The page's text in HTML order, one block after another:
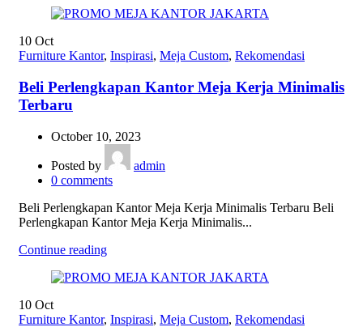
10 Oct
Furniture Kantor, Inspirasi, Meja Custom, Rekomendasi
Beli Perlengkapan Kantor Meja Kerja Minimalis
Terbaru
October 10, 2023
Posted by
admin
0 comments
Beli Perlengkapan Kantor Meja Kerja Minimalis Terbaru Beli
Perlengkapan Kantor Meja Kerja Minimalis...
Continue reading
10 Oct
Furniture Kantor, Inspirasi, Meja Custom, Rekomendasi